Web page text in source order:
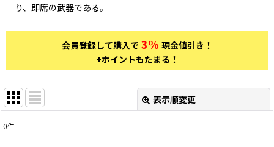
り、即席の武器である。
会員登録して購入で 3% 現金値引き！
+ポイントもたまる！
表示順変更
0件